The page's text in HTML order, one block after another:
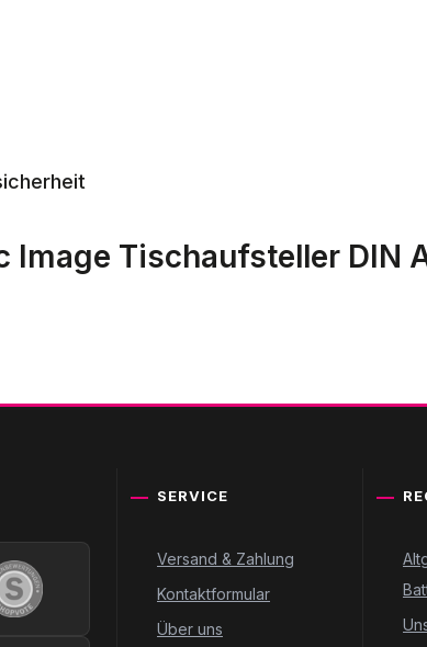
Tischaufsteller DIN
SERVICE
Versand & Zahlung
Kontaktformular
Über uns